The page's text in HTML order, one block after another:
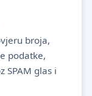
broja,
podatke,
SPAM glas i